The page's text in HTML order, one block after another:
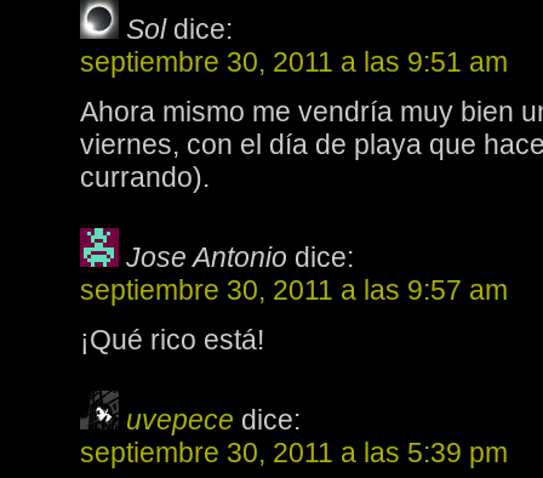
Sol dice:
septiembre 30, 2011 a las 9:51 am
Ahora mismo me vendría muy bien
viernes, con el día de playa que
currando).
Jose Antonio dice:
septiembre 30, 2011 a las 9:57 am
¡Qué rico está!
uvepece dice:
septiembre 30, 2011 a las 5:39 pm